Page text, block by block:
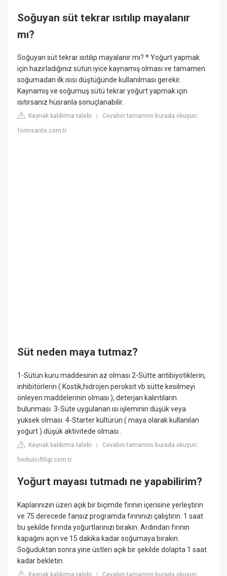
Soğuyan süt tekrar ısıtılıp mayalanır
mı?
Soğuyan süt tekrar ısıtılıp mayalanır mı? * Yoğurt yapmak
için hazırladığınız sütün iyice kaynamış olması ve tamamen
soğumadan ilk ısısı düştüğünde kullanılması gerekir.
Kaynamış ve soğumuş sütü tekrar yoğurt yapmak için
ısıtırsanız hüsranla sonuçlanabilir.
Kaynak kaldırma talebi |Cevabın tamamını burada okuyun:
formsante.com.tr
Süt neden maya tutmaz?
1-Sütün kuru maddesinin az olması 2-Sütte antibiyotiklerin,
inhibitörlerin ( Kostik,hidrojen peroksit vb sütte kesilmeyi
önleyen maddelerinin olması ), deterjan kalıntıların
bulunması. 3-Süte uygulanan ısı işleminin düşük veya
yüksek olması. 4-Starter kültürün ( maya olarak kullanılan
yoğurt ) düşük aktivitede olması .
Kaynak kaldırma talebi |Cevabın tamamını burada okuyun:
herkulciftligi.com.tr
Yoğurt mayası tutmadı ne yapabilirim?
Kaplarınızın üzeri açık bir biçimde fırının içerisine yerleştirin
ve 75 derecede fansız programda fırınınızı çalıştırın. 1 saat
bu şekilde fırında yoğurtlarınızı bırakın. Ardından fırının
kapağını açın ve 15 dakika kadar soğumaya bırakın.
Soğuduktan sonra yine üstleri açık bir şekilde dolapta 1 saat
kadar bekletin.
Kaynak kaldırma talebi |Cevabın tamamını burada okuyun: